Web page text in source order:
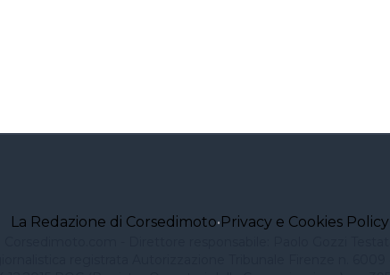
La Redazione di Corsedimoto•Privacy e Cookies Policy